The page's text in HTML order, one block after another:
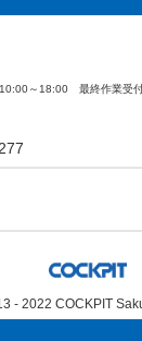
～18:00 最終作業受
- 2022 COCKPIT